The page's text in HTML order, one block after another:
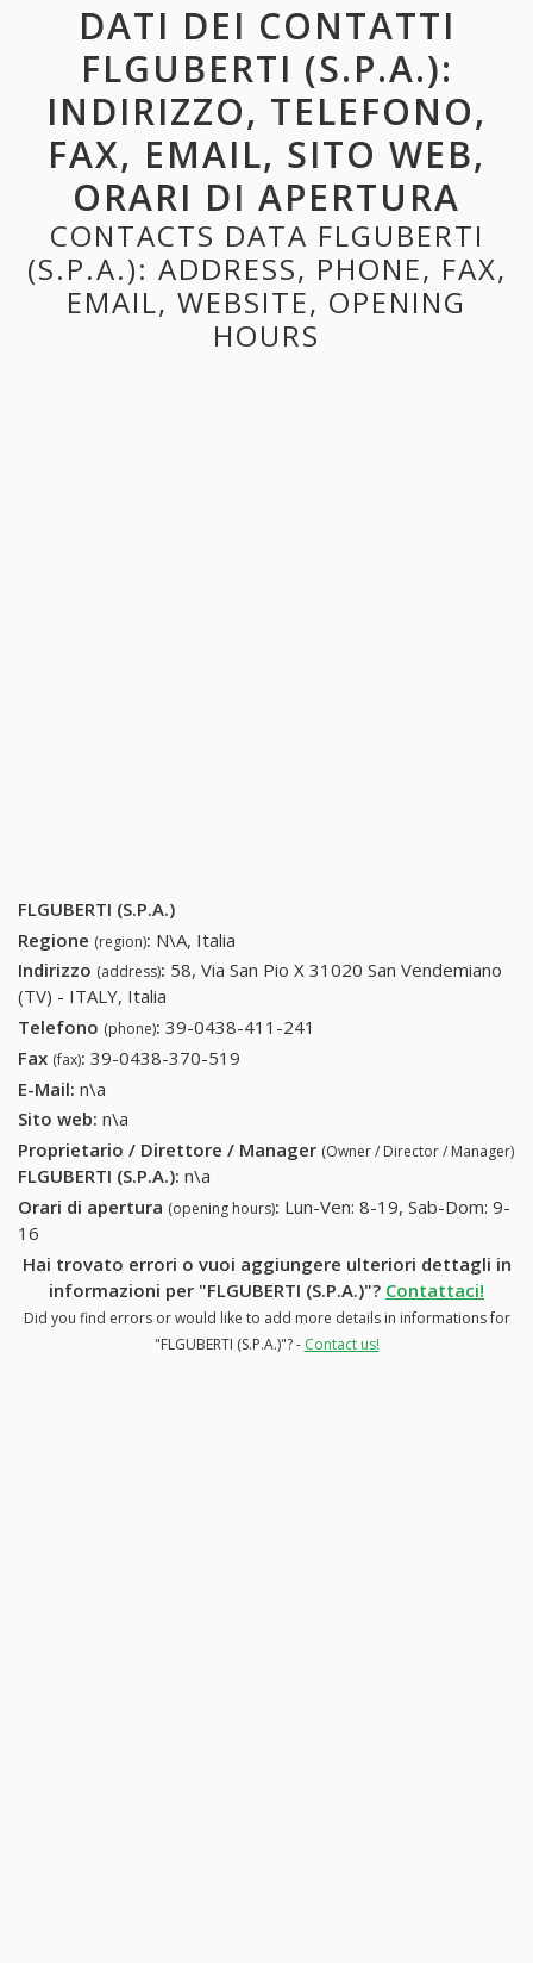
DATI DEI CONTATTI
FLGUBERTI (S.P.A.):
INDIRIZZO, TELEFONO,
FAX, EMAIL, SITO WEB,
ORARI DI APERTURA
CONTACTS DATA FLGUBERTI
(S.P.A.): ADDRESS, PHONE, FAX,
EMAIL, WEBSITE, OPENING
HOURS
FLGUBERTI (S.P.A.)
Regione (region): N\A, Italia
Indirizzo (address): 58, Via San Pio X 31020 San Vendemiano
(TV) - ITALY, Italia
Telefono (phone): 39-0438-411-241
Fax (fax): 39-0438-370-519
E-Mail: n\a
Sito web: n\a
Proprietario / Direttore / Manager (Owner / Director / Manager)
FLGUBERTI (S.P.A.): n\a
Orari di apertura (opening hours): Lun-Ven: 8-19, Sab-Dom: 9-
16
Hai trovato errori o vuoi aggiungere ulteriori dettagli in
informazioni per "FLGUBERTI (S.P.A.)"? Contattaci!
Did you find errors or would like to add more details in informations for
"FLGUBERTI (S.P.A.)"? - Contact us!